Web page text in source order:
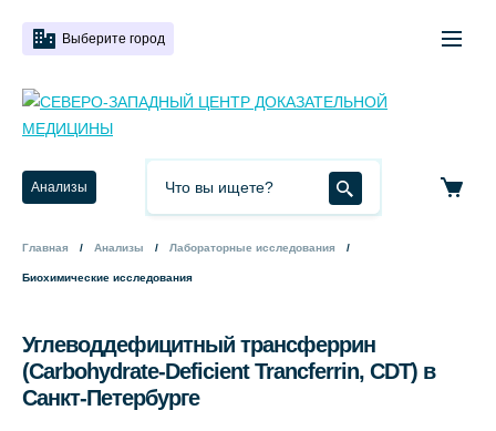
Выберите город
Анализы
Главная Анализы Лабораторные исследования
Биохимические исследования
Углеводдефицитный трансферрин
(Carbohydrate-Deficient Trancferrin, CDT) в
Санкт-Петербурге